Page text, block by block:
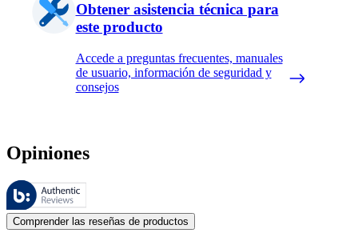
Obtener asistencia técnica para
este producto
Accede a preguntas frecuentes, manuales
de usuario, información de seguridad y
consejos
Opiniones
Estas reseñas las gestiona Bazaarvoice y cumplen con la política de
Las opiniones de los clientes en forma de reseñas de productos y
Comprender las reseñas de productos